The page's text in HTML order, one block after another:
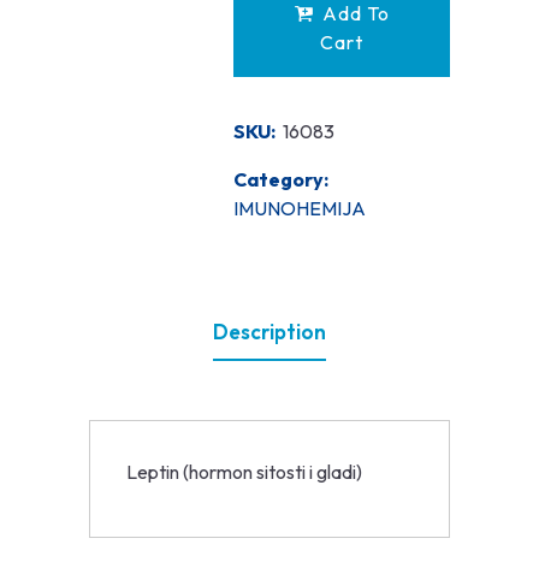
Add To
Cart
SKU: 16083
Category:
IMUNOHEMIJA
Description
Leptin (hormon sitosti i gladi)